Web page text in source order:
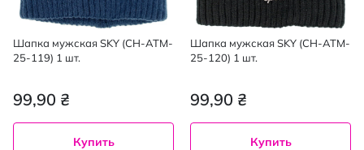
Шапка мужская SKY (CH-ATM-
25-119) 1 шт.
99,90 ₴
Купить
Шапка мужская SKY (CH-ATM-
25-120) 1 шт.
99,90 ₴
Купить